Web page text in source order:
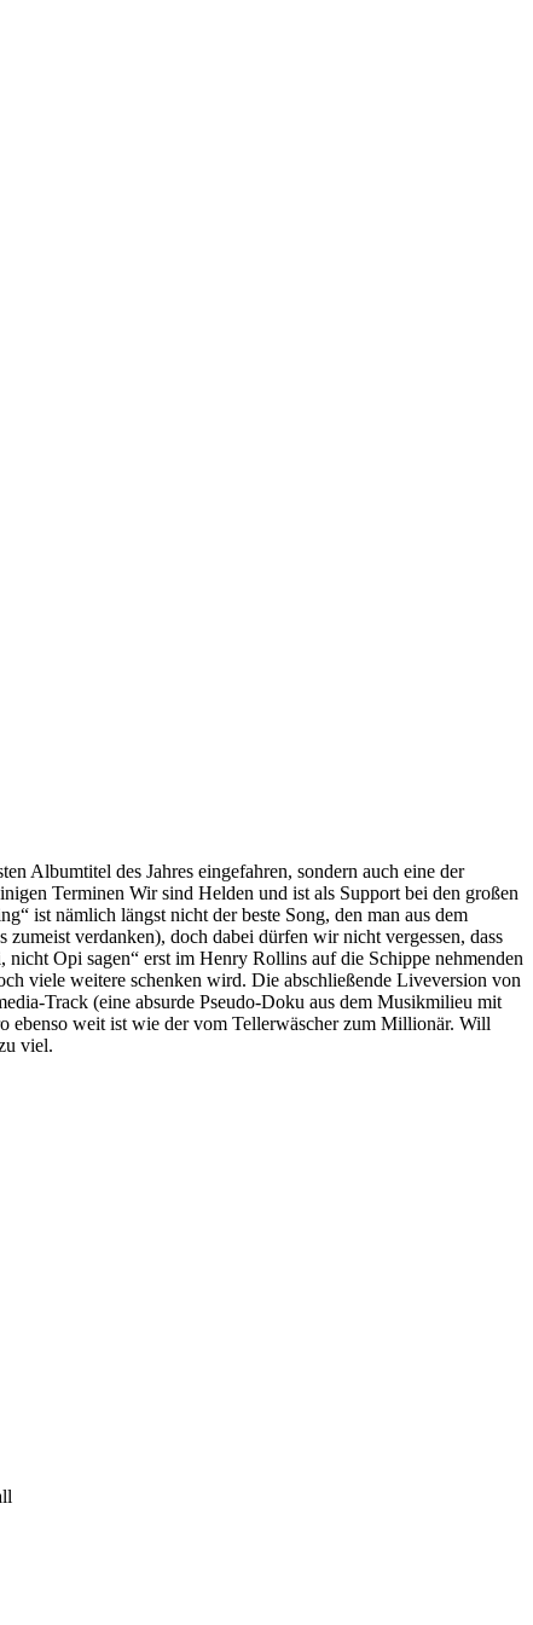
Albumtitel des Jahres eingefahren, sondern auch eine der
Terminen Wir sind Helden und ist als Support bei den großen
ist nämlich längst nicht der beste Song, den man aus dem
verdanken), doch dabei dürfen wir nicht vergessen, dass
Opi sagen“ erst im Henry Rollins auf die Schippe nehmenden
viele weitere schenken wird. Die abschließende Liveversion von
Track (eine absurde Pseudo-Doku aus dem Musikmilieu mit
ebenso weit ist wie der vom Tellerwäscher zum Millionär. Will
viel.